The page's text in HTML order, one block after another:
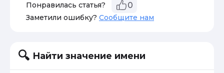
Понравилась статья? 0
Заметили ошибку? Сообщите нам
Найти значение имени